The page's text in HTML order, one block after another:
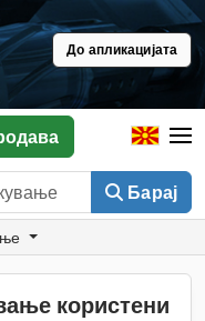
До апликацијата
Барај
користени